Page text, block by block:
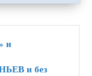
и
и без